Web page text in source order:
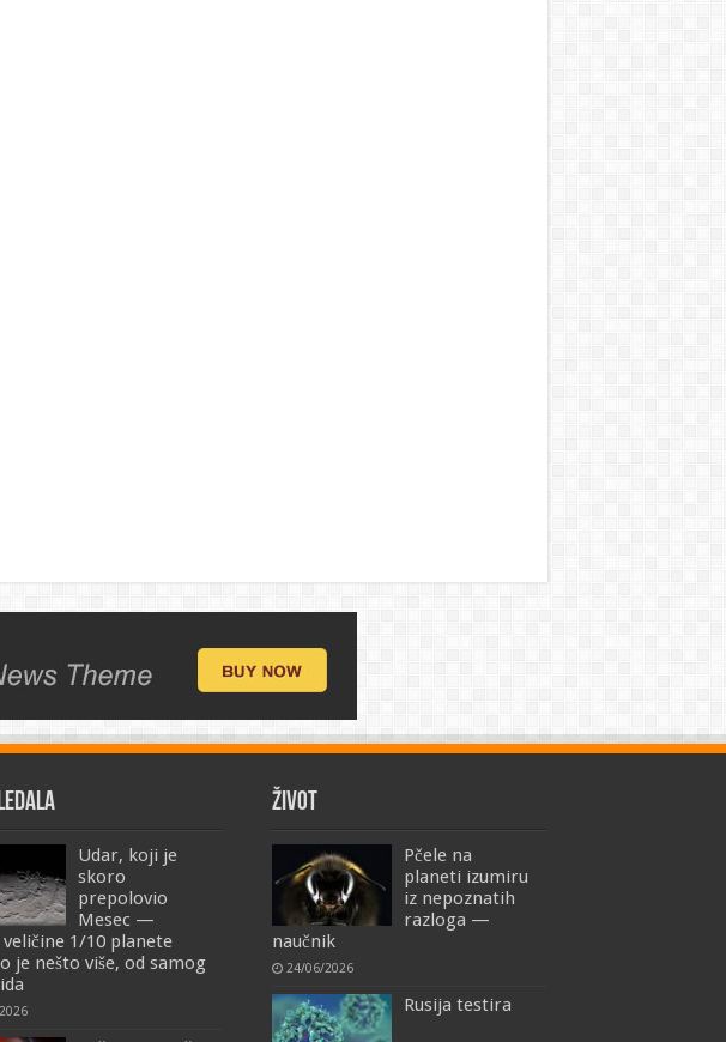
Udar, koji je
skoro
prepolovio
Mesec —
1/10 planete
je nešto više, od samog
ŽIVOT
Pčele na
planeti izumiru
iz nepoznatih
razloga —
naučnik
24/06/2026
Rusija testira